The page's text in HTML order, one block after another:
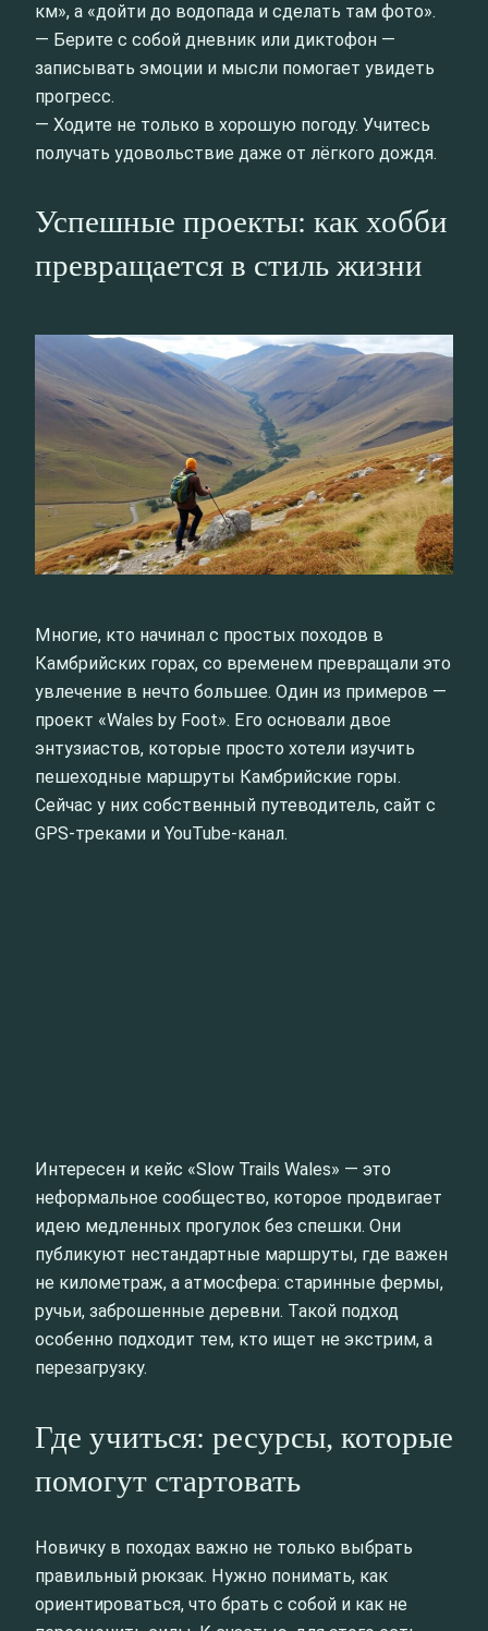
км», а «дойти до водопада и сделать там фото».
— Берите с собой дневник или диктофон —
записывать эмоции и мысли помогает увидеть
прогресс.
— Ходите не только в хорошую погоду. Учитесь
получать удовольствие даже от лёгкого дождя.
Успешные проекты: как хобби
превращается в стиль жизни
Многие, кто начинал с простых походов в
Камбрийских горах, со временем превращали это
увлечение в нечто большее. Один из примеров —
проект «Wales by Foot». Его основали двое
энтузиастов, которые просто хотели изучить
пешеходные маршруты Камбрийские горы.
Сейчас у них собственный путеводитель, сайт с
GPS-треками и YouTube-канал.
Интересен и кейс «Slow Trails Wales» — это
неформальное сообщество, которое продвигает
идею медленных прогулок без спешки. Они
публикуют нестандартные маршруты, где важен
не километраж, а атмосфера: старинные фермы,
ручьи, заброшенные деревни. Такой подход
особенно подходит тем, кто ищет не экстрим, а
перезагрузку.
Где учиться: ресурсы, которые
помогут стартовать
Новичку в походах важно не только выбрать
правильный рюкзак. Нужно понимать, как
ориентироваться, что брать с собой и как не